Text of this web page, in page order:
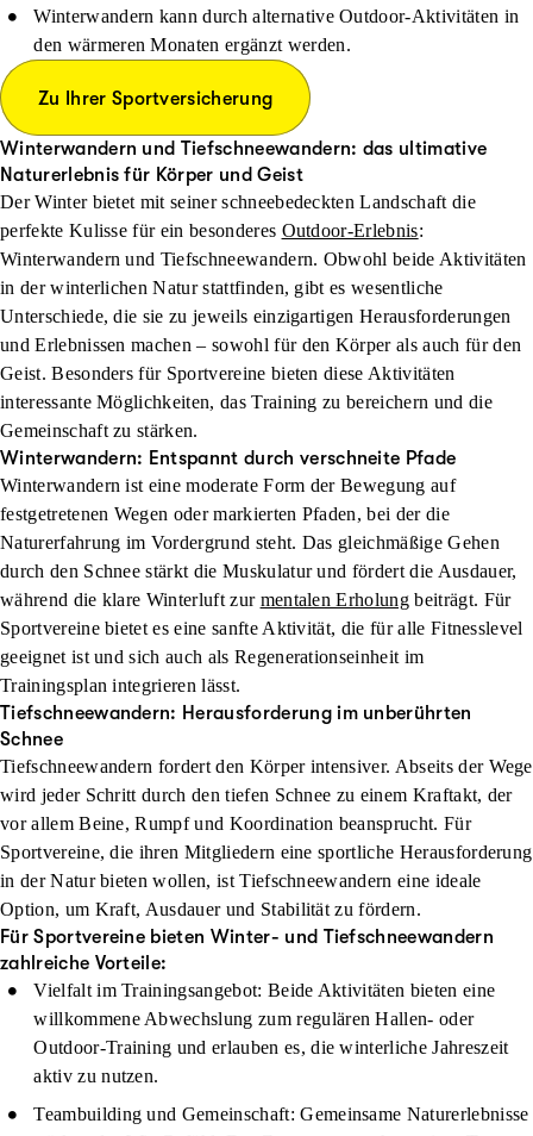
Winterwandern kann durch alternative Outdoor-Aktivitäten in
den wärmeren Monaten ergänzt werden.
Zu Ihrer Sportversicherung
Winterwandern und Tiefschneewandern: das ultimative
Naturerlebnis für Körper und Geist
Der Winter bietet mit seiner schneebedeckten Landschaft die
perfekte Kulisse für ein besonderes Outdoor-Erlebnis:
Winterwandern und Tiefschneewandern. Obwohl beide Aktivitäten
in der winterlichen Natur stattfinden, gibt es wesentliche
Unterschiede, die sie zu jeweils einzigartigen Herausforderungen
und Erlebnissen machen – sowohl für den Körper als auch für den
Geist. Besonders für Sportvereine bieten diese Aktivitäten
interessante Möglichkeiten, das Training zu bereichern und die
Gemeinschaft zu stärken.
Winterwandern: Entspannt durch verschneite Pfade
Winterwandern ist eine moderate Form der Bewegung auf
festgetretenen Wegen oder markierten Pfaden, bei der die
Naturerfahrung im Vordergrund steht. Das gleichmäßige Gehen
durch den Schnee stärkt die Muskulatur und fördert die Ausdauer,
während die klare Winterluft zur mentalen Erholung beiträgt. Für
Sportvereine bietet es eine sanfte Aktivität, die für alle Fitnesslevel
geeignet ist und sich auch als Regenerationseinheit im
Trainingsplan integrieren lässt.
Tiefschneewandern: Herausforderung im unberührten
Schnee
Tiefschneewandern fordert den Körper intensiver. Abseits der Wege
wird jeder Schritt durch den tiefen Schnee zu einem Kraftakt, der
vor allem Beine, Rumpf und Koordination beansprucht. Für
Sportvereine, die ihren Mitgliedern eine sportliche Herausforderung
in der Natur bieten wollen, ist Tiefschneewandern eine ideale
Option, um Kraft, Ausdauer und Stabilität zu fördern.
Für Sportvereine bieten Winter- und Tiefschneewandern
zahlreiche Vorteile:
Vielfalt im Trainingsangebot: Beide Aktivitäten bieten eine
willkommene Abwechslung zum regulären Hallen- oder
Outdoor-Training und erlauben es, die winterliche Jahreszeit
aktiv zu nutzen.
Teambuilding und Gemeinschaft: Gemeinsame Naturerlebnisse